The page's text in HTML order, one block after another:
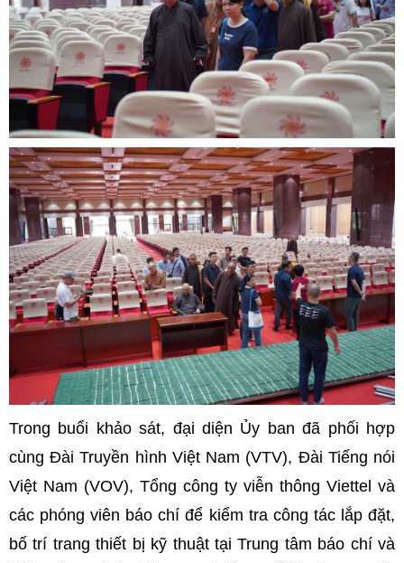
Trong buổi khảo sát, đại diện Ủy ban đã phối hợp
cùng Đài Truyền hình Việt Nam (VTV), Đài Tiếng nói
Việt Nam (VOV), Tổng công ty viễn thông Viettel và
các phóng viên báo chí để kiểm tra công tác lắp đặt,
bố trí trang thiết bị kỹ thuật tại Trung tâm báo chí và